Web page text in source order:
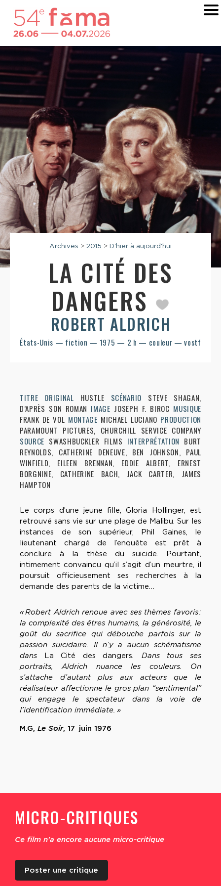
Archives > 2015 > D'hier à aujourd'hui
LA CITÉ DES
DANGERS
ROBERT ALDRICH
États-Unis — fiction — 1975 — 2 h — couleur — vostf
TITRE ORIGINAL HUSTLE SCÉNARIO STEVE SHAGAN,
D’APRÈS SON ROMAN IMAGE JOSEPH F. BIROC MUSIQUE
FRANK DE VOL MONTAGE MICHAEL LUCIANO PRODUCTION
PARAMOUNT PICTURES, CHURCHILL SERVICE COMPANY
SOURCE SWASHBUCKLER FILMS INTERPRÉTATION BURT
REYNOLDS, CATHERINE DENEUVE, BEN JOHNSON, PAUL
WINFIELD, EILEEN BRENNAN, EDDIE ALBERT, ERNEST
BORGNINE, CATHERINE BACH, JACK CARTER, JAMES
HAMPTON
Le corps d’une jeune fille, Gloria Hollinger, est
retrouvé sans vie sur une plage de Malibu. Sur les
instances de son supérieur, Phil Gaines, le
lieutenant chargé de l’enquête est prêt à
conclure à la thèse du suicide. Pourtant,
intimement convaincu qu’il s’agit d’un meurtre, il
poursuit officieusement ses recherches à la
demande des parents de la victime…
« Robert Aldrich renoue avec ses thèmes favoris :
la complexité des êtres humains, la générosité, le
goût du sacrifice qui débouche parfois sur la
passion suicidaire. Il n’y a aucun schématisme
dans
La Cité des dangers. Dans tous ses
portraits, Aldrich nuance les couleurs. On
s’attache d’autant plus aux acteurs que le
réalisateur affectionne le gros plan “sentimental”
qui engage le spectateur dans la voie de
l’identification immédiate. »
M.G, Le Soir, 17 juin 1976
MICRO-CRITIQUES
Ce film n'a encore aucune micro-critique
Poster une critique